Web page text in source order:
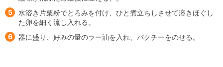
5
水溶き片栗粉でとろみを付け、ひと煮立ちしさせて溶きほぐし
た卵を細く流し入れる。
6
器に盛り、好みの量のラー油を入れ、パクチーをのせる。